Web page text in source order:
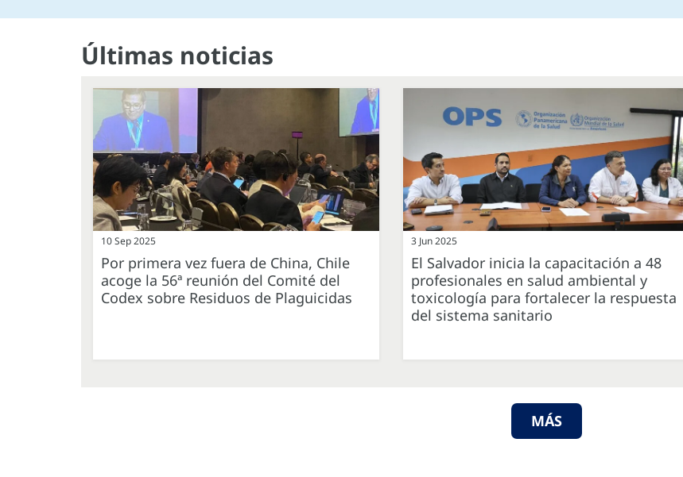
Últimas noticias
10 Sep 2025
Por primera vez fuera de China, Chile
acoge la 56ª reunión del Comité del
Codex sobre Residuos de Plaguicidas
3 Jun 2025
El Salvador inicia la capacitación a 48
profesionales en salud ambiental y
toxicología para fortalecer la respuesta
del sistema sanitario
MÁS